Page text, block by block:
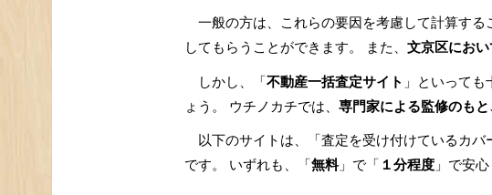
一般の方は、これらの要因を考慮して計算する
してもらうことができます。 また、 文京区にお
しかし、「不動産一括査定サイト 」といって
ょう。 ウチノカチでは、 専門家による監修のも
以下のサイトは、「査定を受け付けているカ
です。 いずれも、「無料」で「 １分程度 」で安